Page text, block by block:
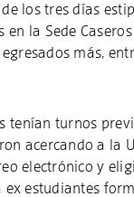
los tres días
la Sede Caseros
más,
tenían turnos
acercando a la
electrónico y
ex estudiantes